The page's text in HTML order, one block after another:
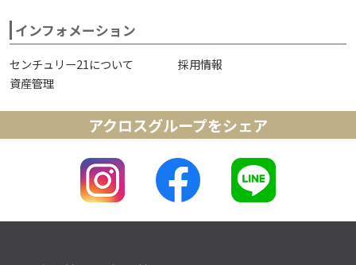
インフォメーション
センチュリー21について
採用情報
資産管理
アクロスグループをシェア